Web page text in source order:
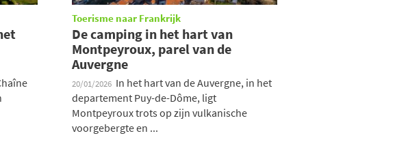
Toerisme naar Frankrijk
De camping in het hart van
Montpeyroux, parel van de
Auvergne
20/01/2026 In het hart van de Auvergne, in het
departement Puy-de-Dôme, ligt
Montpeyroux trots op zijn vulkanische
voorgebergte en ...